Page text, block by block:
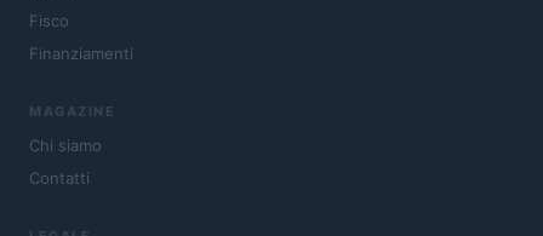
Fisco
Finanziamenti
MAGAZINE
Chi siamo
Contatti